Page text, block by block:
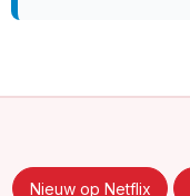
Nieuw op Netflix